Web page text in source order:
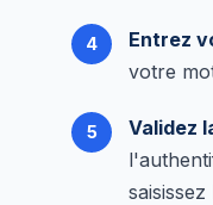
Entrez
votre
Validez